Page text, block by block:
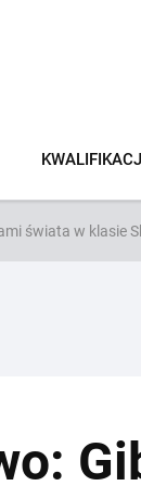
świata w klasie